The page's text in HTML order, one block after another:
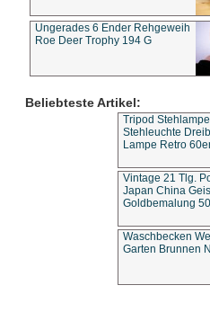
Ungerades 6 Ender Rehgeweih
Roe Deer Trophy 194 G
Beliebteste Artikel:
Tripod
Stehleuchte
Lampe Retro
Vintage 21 Tlg.
Japan China
Goldbemalung
Waschbecken
Garten Brunnen